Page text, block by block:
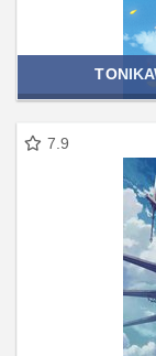
7.9